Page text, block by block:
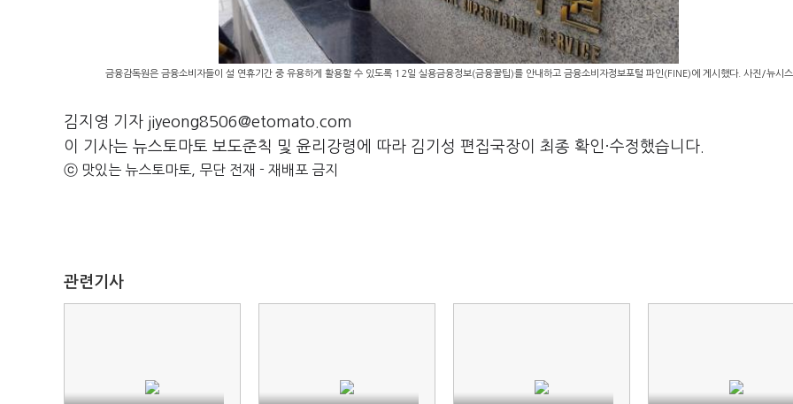
금융감독원은 금융소비자들이 설 연휴기간 중 유용하게 활용할 수 있도록 12일 실용금융정보(금융꿀팁)를 안내하고 금융소비자정보포털 파인(FINE)에 게시했다. 사진/뉴시스
김지영 기자 jiyeong8506@etomato.com
이 기사는 뉴스토마토 보도준칙 및 윤리강령에 따라 김기성 편집국장이 최종 확인·수정했습니다.
ⓒ 맛있는 뉴스토마토, 무단 전재 - 재배포 금지
관련기사